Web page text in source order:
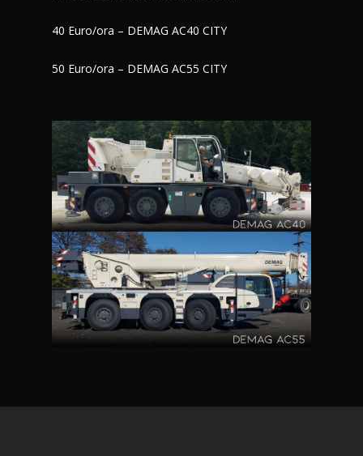
40 Euro/ora – DEMAG AC40 CITY
50 Euro/ora – DEMAG AC55 CITY
Despre noi
Contact